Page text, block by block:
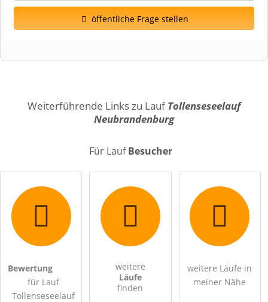
öffentliche Frage stellen
Name
E-Mail-Adresse (wird nicht veröffentlicht)
Hiermit akzeptiere ich dieAGB
DieDatenschutzerklärung habe ich zur Kenntnis genommen.
Weiterführende Links zu LaufTollenseseelauf
Neubrandenburg
Für LaufBesucher
Bewertung
für Lauf
Tollenseseelauf
weitere
Läufe
finden
weitere Läufe in
meiner Nähe